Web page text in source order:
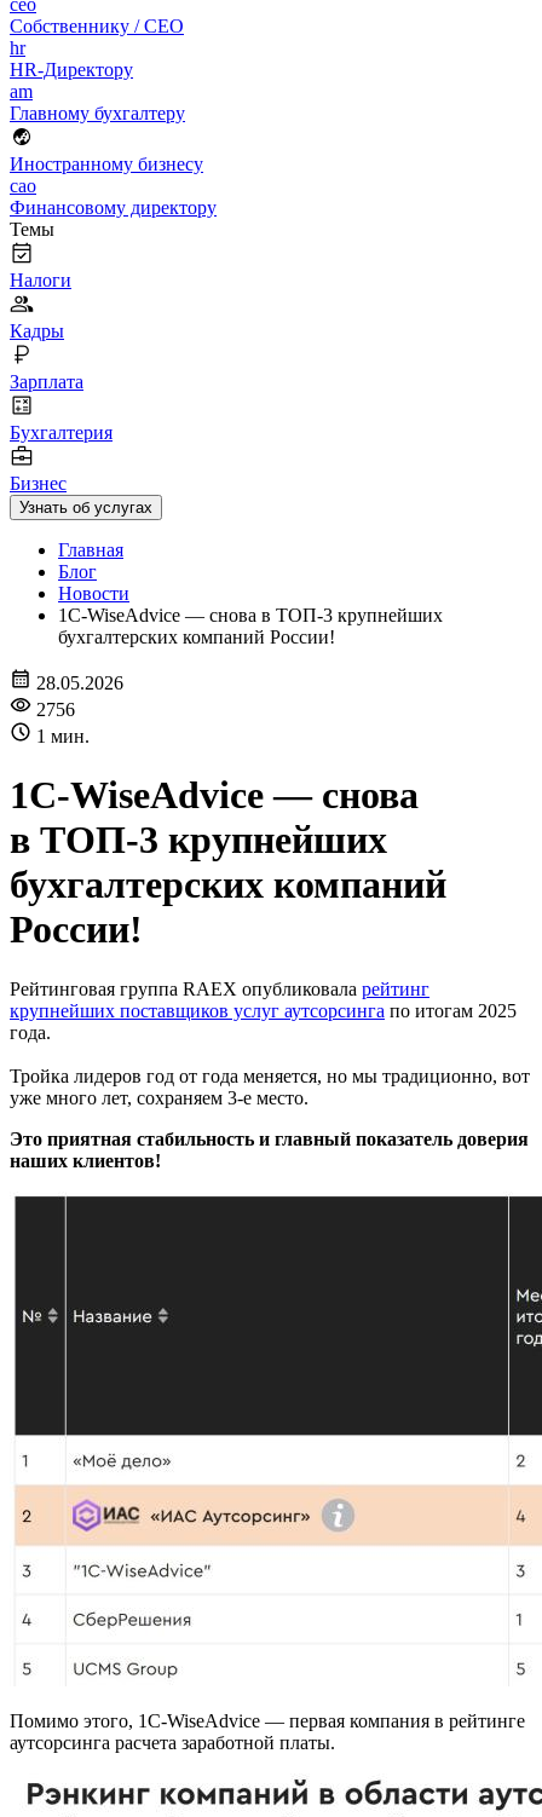
ceo
Собственнику / CEO
hr
HR-Директору
am
Главному бухгалтеру
Иностранному бизнесу
cao
Финансовому директору
Темы
Налоги
Кадры
Зарплата
Бухгалтерия
Бизнес
Узнать об услугах
Главная
Блог
Новости
1C-WiseAdvice — снова в ТОП-3 крупнейших
бухгалтерских компаний России!
28.05.2026
2756
1 мин.
1C-WiseAdvice — снова
в ТОП-3 крупнейших
бухгалтерских компаний
России!
Рейтинговая группа RAEX опубликовала рейтинг
крупнейших поставщиков услуг аутсорсинга по итогам 2025
года.
Тройка лидеров год от года меняется, но мы традиционно, вот
уже много лет, сохраняем 3-е место.
Это приятная стабильность и главный показатель доверия
наших клиентов!
Помимо этого, 1С-WiseAdvice — первая компания в рейтинге
аутсорсинга расчета заработной платы.